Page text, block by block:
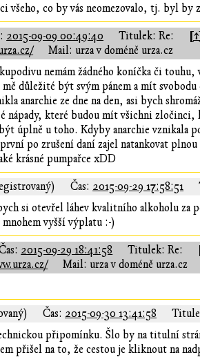
všeho, co by vás neomezovalo, tj. byl by
2015-09-09 00:49:40 Titulek: Re: [↑]
Mail: urza v doméně urza.cz
nemám žádného koníčka či
důležité být svým pánem a mít
anarchie ze dne na den, asi bych
nápady, které budou mít všichni
úplně u toho. Kdyby anarchie vznikala
po zrušení daní zajel natankovat
krásné pumpařce xDD
Čas: 2015-09-29 17:58:51
si otevřel láhev kvalitního alkoholu
mnohem vyšší výplatu :-)
2015-09-29 18:41:58 Titulek: Re:
Mail: urza v doméně urza.cz
Čas: 2015-09-30 13:41:58
připomínku. Šlo by na titulní
přišel na to, že cestou je kliknout na